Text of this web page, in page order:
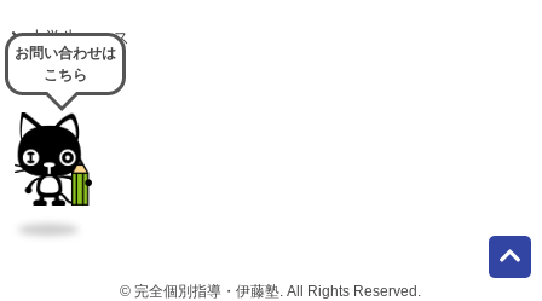
小学生コース
© 完全個別指導・伊藤塾. All Rights Reserved.
お問い合わせは
こちら